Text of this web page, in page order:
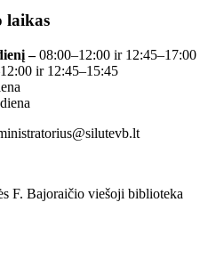
laikas
–08:00–12:00 ir 12:45–17:00
ir 12:45–15:45
F. Bajoraičio viešoji biblioteka